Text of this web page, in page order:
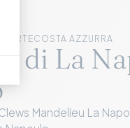
COSTA AZZURRA
di La
Mandelieu La